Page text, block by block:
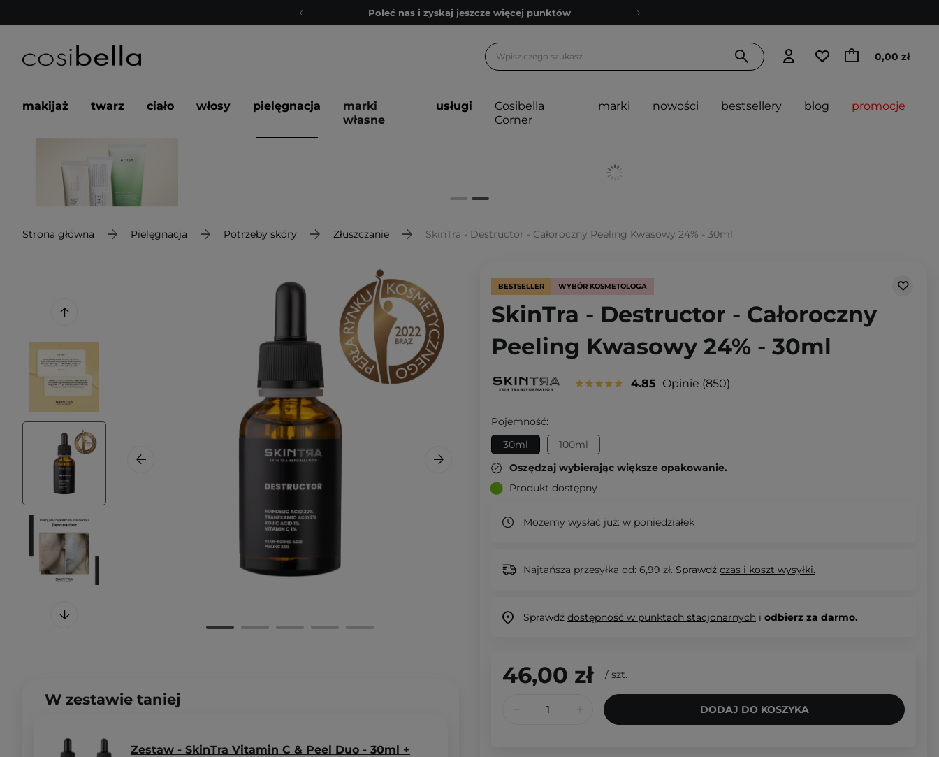
Poleć nas i zyskaj jeszcze więcej punktów
Bezpłatne konsultacje kosmetologiczne
Poleć nas i zyskaj jeszcze więcej punktów
0,00 zł
makijaż twarz ciało włosy pielęgnacja
marki
własne
usługi
Cosibella
Corner
marki nowości bestsellery blog promocje
Strona główna Pielęgnacja Potrzeby skóry Złuszczanie SkinTra - Destructor - Całoroczny Peeling Kwasowy 24% - 30ml
W zestawie taniej
Zestaw - SkinTra Vitamin C & Peel Duo - 30ml +
BESTSELLER WYBÓR KOSMETOLOGA
SkinTra - Destructor - Całoroczny
Peeling Kwasowy 24% - 30ml
4.85 Opinie 850
Pojemność:
30ml
100ml
Oszędzaj wybierając większe opakowanie.
Produkt dostępny
Możemy wysłać już: w poniedziałek
Najtańsza przesyłka od: 6,99 zł. Sprawdź czas i koszt wysyłki.
Sprawdź dostępność w punktach stacjonarnych i odbierz za darmo.
46,00 zł / szt.
DODAJ DO KOSZYKA